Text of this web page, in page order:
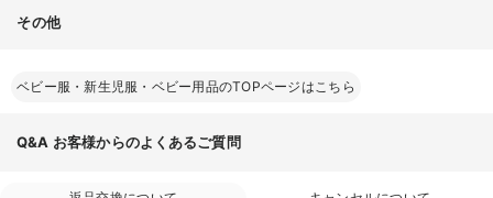
その他
ベビー服・新生児服・ベビー用品のTOPページはこちら
Q&A お客様からのよくあるご質問